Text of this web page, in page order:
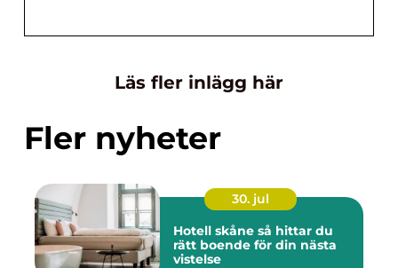
Läs fler inlägg här
Fler nyheter
30. jul
Hotell skåne så hittar du
rätt boende för din nästa
vistelse